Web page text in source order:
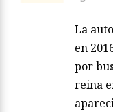
La
en
por
reina